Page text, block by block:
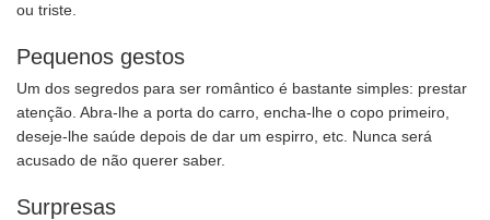
ou triste.
Pequenos gestos
Um dos segredos para ser romântico é bastante simples: prestar
atenção. Abra-lhe a porta do carro, encha-lhe o copo primeiro,
deseje-lhe saúde depois de dar um espirro, etc. Nunca será
acusado de não querer saber.
Surpresas